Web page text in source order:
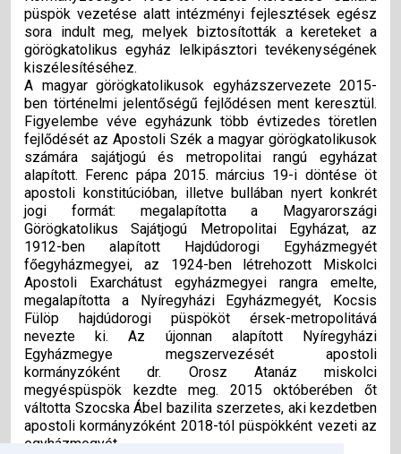
püspök vezetése alatt intézményi fejlesztések egész
sora indult meg, melyek biztosították a kereteket a
görögkatolikus egyház lelkipásztori tevékenységének
kiszélesítéséhez.
A magyar görögkatolikusok egyházszervezete 2015-
ben történelmi jelentőségű fejlődésen ment keresztül.
Figyelembe véve egyházunk több évtizedes töretlen
fejlődését az Apostoli Szék a magyar görögkatolikusok
számára sajátjogú és metropolitai rangú egyházat
alapított. Ferenc pápa 2015. március 19-i döntése öt
apostoli konstitúcióban, illetve bullában nyert konkrét
jogi formát: megalapította a Magyarországi
Görögkatolikus Sajátjogú Metropolitai Egyházat, az
1912-ben alapított Hajdúdorogi Egyházmegyét
főegyházmegyei, az 1924-ben létrehozott Miskolci
Apostoli Exarchátust egyházmegyei rangra emelte,
megalapította a Nyíregyházi Egyházmegyét, Kocsis
Fülöp hajdúdorogi püspököt érsek-metropolitává
nevezte ki. Az újonnan alapított Nyíregyházi
Egyházmegye megszervezését apostoli
kormányzóként dr. Orosz Atanáz miskolci
megyéspüspök kezdte meg. 2015 októberében őt
váltotta Szocska Ábel bazilita szerzetes, aki kezdetben
apostoli kormányzóként 2018-tól püspökként vezeti az
egyházmegyét.